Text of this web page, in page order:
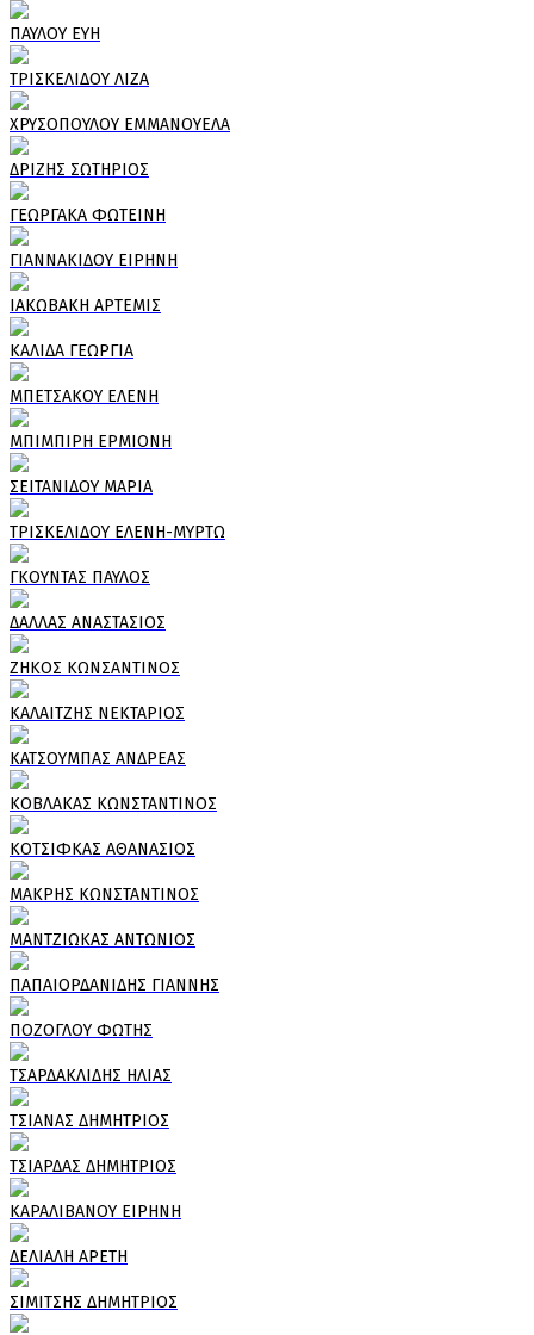
ΠΑΥΛΟΥ ΕΥΗ
ΤΡΙΣΚΕΛΙΔΟΥ ΛΙΖΑ
ΧΡΥΣΟΠΟΥΛΟΥ ΕΜΜΑΝΟΥΕΛΑ
ΔΡΙΖΗΣ ΣΩΤΗΡΙΟΣ
ΓΕΩΡΓΑΚΑ ΦΩΤΕΙΝΗ
ΓΙΑΝΝΑΚΙΔΟΥ ΕΙΡΗΝΗ
ΙΑΚΩΒΑΚΗ ΑΡΤΕΜΙΣ
ΚΑΛΙΔΑ ΓΕΩΡΓΙΑ
ΜΠΕΤΣΑΚΟΥ ΕΛΕΝΗ
ΜΠΙΜΠΙΡΗ ΕΡΜΙΟΝΗ
ΣΕΙΤΑΝΙΔΟΥ ΜΑΡΙΑ
ΤΡΙΣΚΕΛΙΔΟΥ ΕΛΕΝΗ-ΜΥΡΤΩ
ΓΚΟΥΝΤΑΣ ΠΑΥΛΟΣ
ΔΑΛΛΑΣ ΑΝΑΣΤΑΣΙΟΣ
ΖΗΚΟΣ ΚΩΝΣΑΝΤΙΝΟΣ
ΚΑΛΑΙΤΖΗΣ ΝΕΚΤΑΡΙΟΣ
ΚΑΤΣΟΥΜΠΑΣ ΑΝΔΡΕΑΣ
ΚΟΒΛΑΚΑΣ ΚΩΝΣΤΑΝΤΙΝΟΣ
ΚΟΤΣΙΦΚΑΣ ΑΘΑΝΑΣΙΟΣ
ΜΑΚΡΗΣ ΚΩΝΣΤΑΝΤΙΝΟΣ
ΜΑΝΤΖΙΩΚΑΣ ΑΝΤΩΝΙΟΣ
ΠΑΠΑΙΟΡΔΑΝΙΔΗΣ ΓΙΑΝΝΗΣ
ΠΟΖΟΓΛΟΥ ΦΩΤΗΣ
ΤΣΑΡΔΑΚΛΙΔΗΣ ΗΛΙΑΣ
ΤΣΙΑΝΑΣ ΔΗΜΗΤΡΙΟΣ
ΤΣΙΑΡΔΑΣ ΔΗΜΗΤΡΙΟΣ
ΚΑΡΑΛΙΒΑΝΟΥ ΕΙΡΗΝΗ
ΔΕΛΙΑΛΗ ΑΡΕΤΗ
ΣΙΜΙΤΣΗΣ ΔΗΜΗΤΡΙΟΣ